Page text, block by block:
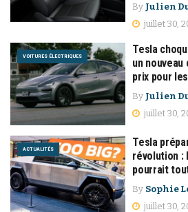
By Julien
juillet 30,
VOITURES ÉLECTRIQUES
Tesla
un
prix pour
By Julien
juillet 30,
ACTUALITÉS
Tesla
révolution :
pourrait
By Sophie
juillet 30,